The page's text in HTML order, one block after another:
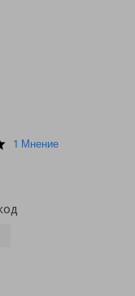
5.01 Мнение